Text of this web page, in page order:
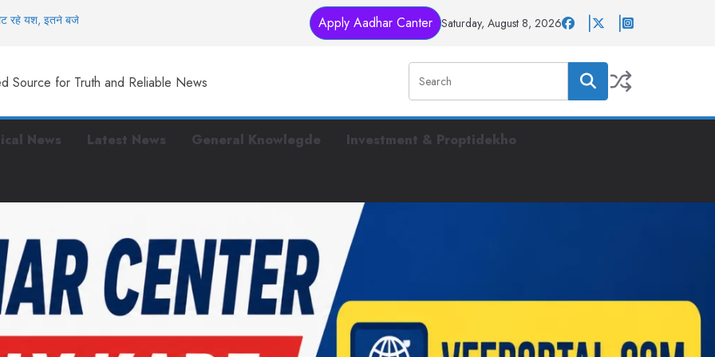
रहे यश, इतने बजे
सुपरकंप्यूटर,
का अखिलेश पर
Apply Aadhar Canter Saturday, August 8, 2026
Source for Truth and Reliable News
News Latest News General Knowlegde Investment & Proptidekho